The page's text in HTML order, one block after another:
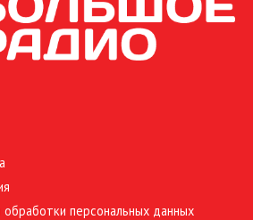
персональных данных